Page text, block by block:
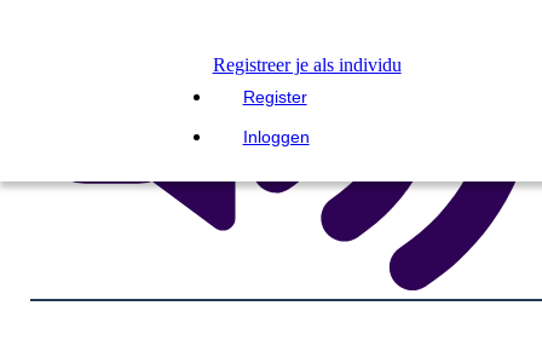
Registreer je als individu
Register
Inloggen